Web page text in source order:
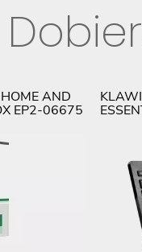
AND
EP2-06675